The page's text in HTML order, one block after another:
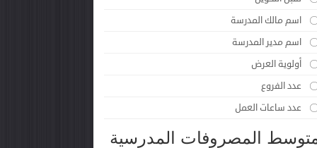
اسم مالك المدرسة
اسم مدير المدرسة
أولوية العرض
عدد الفروع
عدد ساعات العمل
المصروفات المدرسية